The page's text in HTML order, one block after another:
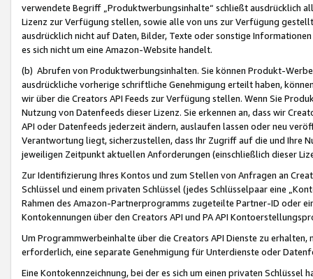
verwendete Begriff „Produktwerbungsinhalte“ schließt ausdrücklich
Lizenz zur Verfügung stellen, sowie alle von uns zur Verfügung
ausdrücklich nicht auf Daten, Bilder, Texte oder sonstige
es sich nicht um eine Amazon-Website handelt.
(b) Abrufen von Produktwerbungsinhalten. Sie können Produkt-
ausdrückliche vorherige schriftliche Genehmigung erteilt haben,
wir über die Creators API Feeds zur Verfügung stellen. Wenn Sie
Nutzung von Datenfeeds dieser Lizenz. Sie erkennen an, dass wir
API oder Datenfeeds jederzeit ändern, auslaufen lassen oder neu
Verantwortung liegt, sicherzustellen, dass Ihr Zugriff auf die und Ihre
jeweiligen Zeitpunkt aktuellen Anforderungen (einschließlich dieser
Zur Identifizierung Ihres Kontos und zum Stellen von Anfragen an
Schlüssel und einem privaten Schlüssel (jedes Schlüsselpaar eine
Rahmen des Amazon-Partnerprogramms zugeteilte Partner-ID oder
Kontokennungen über den Creators API und PA API
Um Programmwerbeinhalte über die Creators API Dienste zu
erforderlich, eine separate Genehmigung für Unterdienste oder
Eine Kontokennzeichnung, bei der es sich um einen privaten